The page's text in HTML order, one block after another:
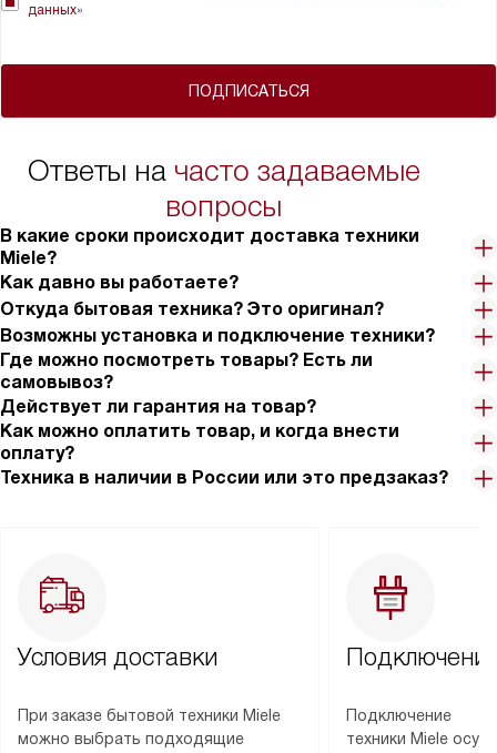
ПОДПИСАТЬСЯ
данных»
Ответы на часто задаваемые
вопросы
В какие сроки происходит доставка техники
Miele?
Как давно вы работаете?
Откуда бытовая техника? Это оригинал?
Возможны установка и подключение техники?
Где можно посмотреть товары? Есть ли
самовывоз?
Действует ли гарантия на товар?
Как можно оплатить товар, и когда внести
оплату?
Техника в наличии в России или это предзаказ?
Условия доставки
При заказе бытовой техники Miele
можно выбрать подходящие
Подключение
техники Miele